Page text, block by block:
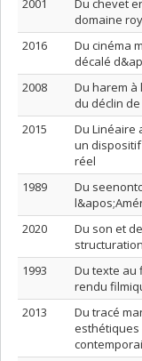
2001
Du chevet
domaine
2016
Du cinéma
décalé
2008
Du harem à
du déclin
2015
Du Linéaire
un
réel
1989
Du
2020
Du son et
1993
Du texte au
rendu
2013
Du tracé
esthétiques